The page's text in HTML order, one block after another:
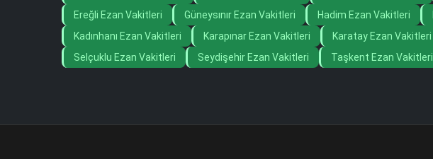
Ereğli Ezan Vakitleri
Güneysınır Ezan Vakitleri Hadim Ezan Vakitleri
Kadınhanı Ezan Vakitleri
Karapınar Ezan Vakitleri Karatay Ezan Vakitleri
Selçuklu Ezan Vakitleri
Seydişehir Ezan Vakitleri Taşkent Ezan Vakitleri